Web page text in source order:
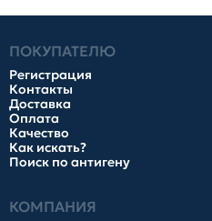
ПОКУПАТЕЛЮ
Регистрация
Контакты
Доставка
Оплата
Качество
Как искать?
Поиск по антигену
КОМПАНИЯ